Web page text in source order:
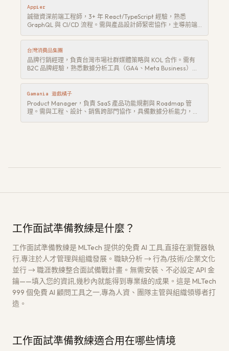
Appier
誠徵資深前端工程師，3+ 年 React/TypeScript 經驗，熟悉
GraphQL 與 CI/CD 流程。需與產品設計師緊密協作，主導前端
台灣消費品集團
品牌行銷經理，負責台灣市場社群媒體策略與 KOL 合作。需有
B2C 品牌經驗，熟悉數據分析工具（GA4、Meta Business），
Gamania 遊戲橘子
Product Manager，負責 SaaS 產品功能規劃與 Roadmap 管
理。需與工程、設計、銷售跨部門協作，具備數據分析能力，有
工作面試準備教練是什麼？
工作面試準備教練是 MLTech 提供的免費 AI 工具,直接在瀏覽器執
行,專注於人才管理與組織發展。職缺分析 → 行為/技術/企業文化
並行 → 職涯教練整合面試備戰計畫。無需安裝、不必設定 API 金
鑰——填入您的資訊,幾秒內就能得到專業級的成果。這是 MLTech
999 個免費 AI 顧問工具之一,專為人資、團隊主管與組織領導者打
造。
工作面試準備教練適合用在哪些情境